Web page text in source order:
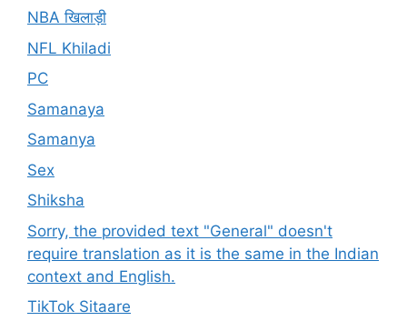
NBA खिलाड़ी
NFL Khiladi
PC
Samanaya
Samanya
Sex
Shiksha
Sorry, the provided text "General" doesn't
require translation as it is the same in the Indian
context and English.
TikTok Sitaare